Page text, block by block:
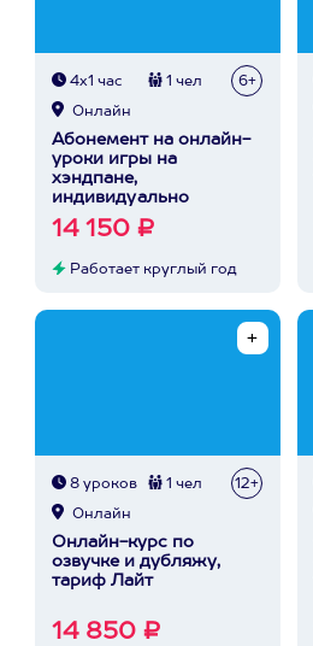
4х1 час 1 чел 6+
Онлайн
Абонемент на онлайн-
уроки игры на
хэндпане,
индивидуально
14 150 ₽
Работает круглый год
8 уроков 1 чел 12+
Онлайн
Онлайн-курс по
озвучке и дубляжу,
тариф Лайт
14 850 ₽